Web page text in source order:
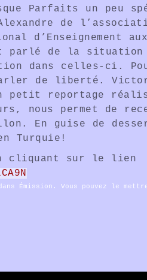
Parfaits un peu
de
d’Enseignement
parlé de la situation
dans celles-ci.
de liberté. Victor
petit reportage
nous permet de
En guise de
Turquie!
cliquant sur le lien
Émission . Vous pouvez le